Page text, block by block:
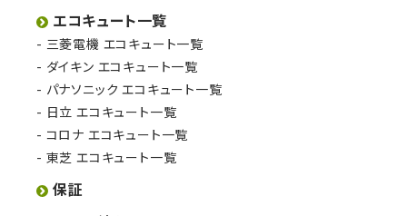
エコキュート一覧
三菱電機 エコキュート一覧
ダイキン エコキュート一覧
パナソニック エコキュート一覧
日立 エコキュート一覧
コロナ エコキュート一覧
東芝 エコキュート一覧
保証